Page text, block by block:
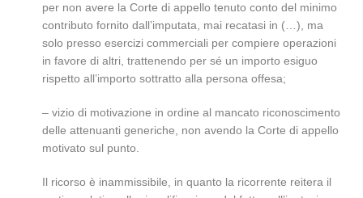
per non avere la Corte di appello tenuto conto del minimo
contributo fornito dall’imputata, mai recatasi in (…), ma
solo presso esercizi commerciali per compiere operazioni
in favore di altri, trattenendo per sé un importo esiguo
rispetto all’importo sottratto alla persona offesa;
– vizio di motivazione in ordine al mancato riconoscimento
delle attenuanti generiche, non avendo la Corte di appello
motivato sul punto.
Il ricorso è inammissibile, in quanto la ricorrente reitera il